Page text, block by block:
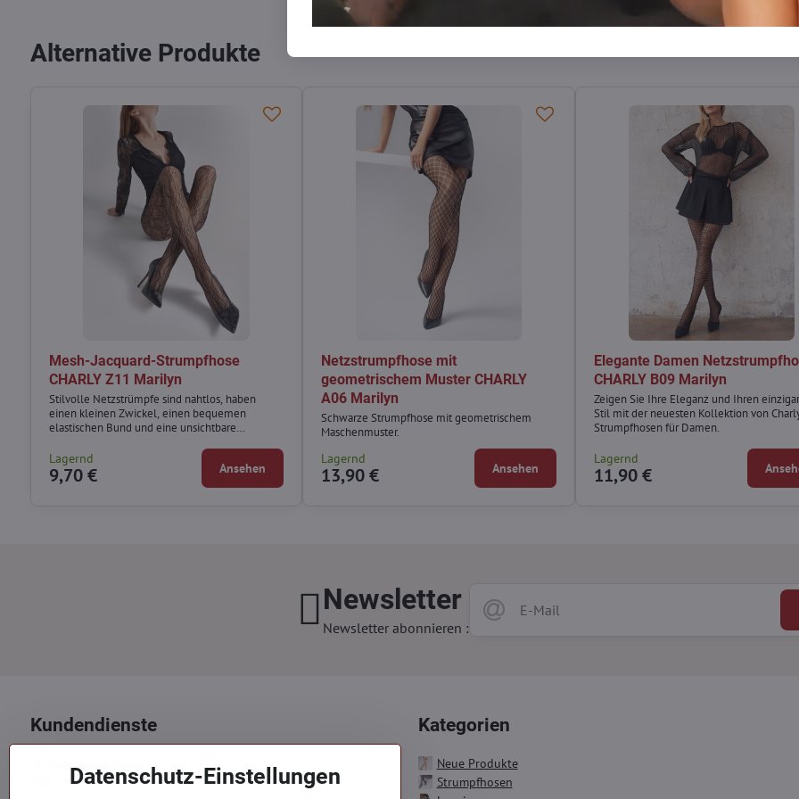
Alternative Produkte
Mesh-Jacquard-Strumpfhose
CHARLY Z11 Marilyn
Stilvolle Netzstrümpfe sind nahtlos, haben
einen kleinen Zwickel, einen bequemen
elastischen Bund und eine unsichtbare
Lagernd
9,70 € Ansehen
Netzstrumpfhose mit
geometrischem Muster CHARLY
A06 Marilyn
Schwarze Strumpfhose mit geometrischem
Maschenmuster.
Lagernd
13,90 € Ansehen
Elegante Damen
CHARLY B09 Marilyn
Zeigen Sie Ihre Eleganz und Ihren
Stil mit der neuesten Kollektion von
Strumpfhosen für Damen.
Lagernd
11,90 €
Newsletter
Newsletter abonnieren :
Kundendienste Kategorien
Neue Produkte
Strumpfhosen
Datenschutz-Einstellungen